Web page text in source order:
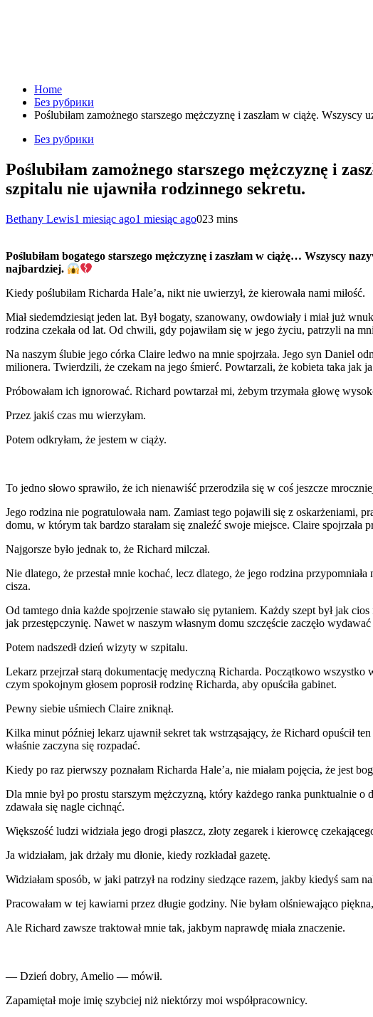
Home
Без рубрики
Poślubiłam zamożnego starszego mężczyznę i zaszłam w ciążę.
Без рубрики
Poślubiłam zamożnego starszego mężczyznę i
szpitalu nie ujawniła rodzinnego sekretu.
Bethany Lewis1 miesiąc ago1 miesiąc ago023 mins
Poślubiłam bogatego starszego mężczyznę i zaszłam w ciążę… Wszyscy
najbardziej.
Kiedy poślubiłam Richarda Hale’a, nikt nie uwierzył, że kierowała nami miłość.
Miał siedemdziesiąt jeden lat. Był bogaty, szanowany, owdowiały i miał już
rodzina czekała od lat. Od chwili, gdy pojawiłam się w jego życiu, patrzyli na
Na naszym ślubie jego córka Claire ledwo na mnie spojrzała. Jego syn Daniel
milionera. Twierdzili, że czekam na jego śmierć. Powtarzali, że kobieta taka jak
Próbowałam ich ignorować. Richard powtarzał mi, żebym trzymała głowę
Przez jakiś czas mu wierzyłam.
Potem odkryłam, że jestem w ciąży.
To jedno słowo sprawiło, że ich nienawiść przerodziła się w coś jeszcze
Jego rodzina nie pogratulowała nam. Zamiast tego pojawili się z
domu, w którym tak bardzo starałam się znaleźć swoje miejsce. Claire
Najgorsze było jednak to, że Richard milczał.
Nie dlatego, że przestał mnie kochać, lecz dlatego, że jego rodzina
cisza.
Od tamtego dnia każde spojrzenie stawało się pytaniem. Każdy szept był jak
jak przestępczynię. Nawet w naszym własnym domu szczęście zaczęło
Potem nadszedł dzień wizyty w szpitalu.
Lekarz przejrzał starą dokumentację medyczną Richarda. Początkowo wszystko
czym spokojnym głosem poprosił rodzinę Richarda, aby opuściła gabinet.
Pewny siebie uśmiech Claire zniknął.
Kilka minut później lekarz ujawnił sekret tak wstrząsający, że Richard opuścił
właśnie zaczyna się rozpadać.
Kiedy po raz pierwszy poznałam Richarda Hale’a, nie miałam pojęcia, że jest
Dla mnie był po prostu starszym mężczyzną, który każdego ranka punktualnie o
zdawała się nagle cichnąć.
Większość ludzi widziała jego drogi płaszcz, złoty zegarek i kierowcę
Ja widziałam, jak drżały mu dłonie, kiedy rozkładał gazetę.
Widziałam sposób, w jaki patrzył na rodziny siedzące razem, jakby kiedyś sam
Pracowałam w tej kawiarni przez długie godziny. Nie byłam olśniewająco
Ale Richard zawsze traktował mnie tak, jakbym naprawdę miała znaczenie.
— Dzień dobry, Amelio — mówił.
Zapamiętał moje imię szybciej niż niektórzy moi współpracownicy.